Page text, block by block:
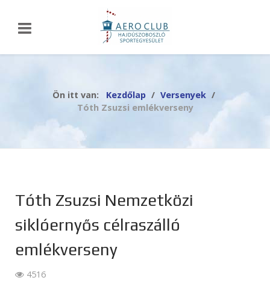
Ön itt van: Kezdőlap
Versenyek
Tóth Zsuzsi emlékverseny
Tóth Zsuzsi Nemzetközi
siklóernyős célraszálló
emlékverseny
4516